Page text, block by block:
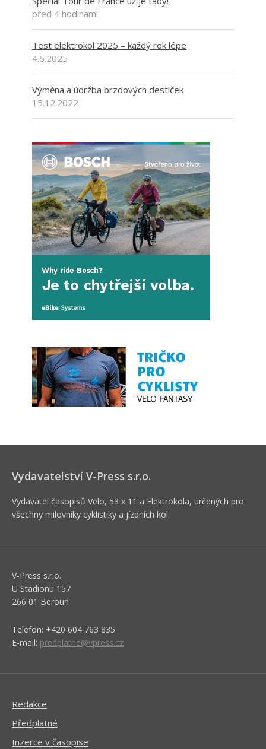
před 4 hodinami
Test elektrokol 2025 – každý rok lépe
4.6.2025
Výměna a údržba brzdových destiček
15.12.2022
Vydavatelství V-Press s.r.o.
Vydavatel časopisů Velo, 53 x 11 a Elektrokola, určených pro
všechny milovníky cyklistiky a jízdních kol.
V-Press s.r.o.
U Stadionu 157
266 01 Beroun
Telefon: +420 604 763 835
E-mail: predplatne@vpress.cz
Redakce
Předplatné
Inzerce v časopise